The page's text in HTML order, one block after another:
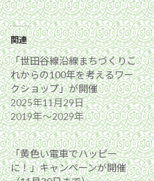
関連
「世田谷線沿線まちづくりこ
れからの100年を考えるワー
クショップ」が開催
2025年11月29日
2019年〜2029年
「黄色い電車でハッピー
に！」キャンペーンが開催